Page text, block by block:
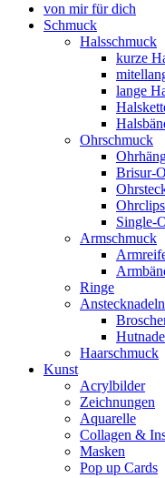
von mir für dich
Schmuck
Halsschmuck
kurze
lange
Ohrschmuck
Brisur-
Ohrclips
Single-
Armschmuck
Ringe
Anstecknadeln
Haarschmuck
Kunst
Acrylbilder
Zeichnungen
Aquarelle
Collagen &
Masken
Pop up Cards